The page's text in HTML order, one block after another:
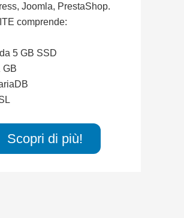
Joomla, PrestaShop.
comprende:
5 GB SSD
GB
Scopri di più!